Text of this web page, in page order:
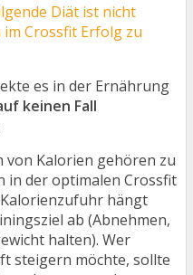
Diät ist nicht
Crossfit Erfolg zu
es in der Ernährung
keinen Fall
von Kalorien gehören zu
in der optimalen Crossfit
hängt
ab (Abnehmen,
halten). Wer
steigern möchte, sollte